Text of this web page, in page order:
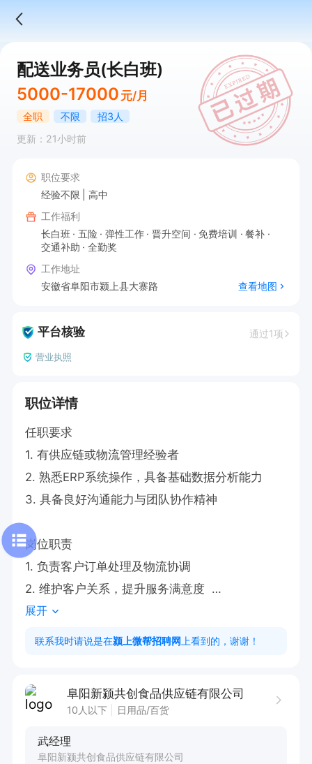
配送业务员(长白班)
5000-17000 元/月
全职 不限
招3人
更新：21小时前
职位要求
经验不限
高中
工作福利
长白班
五险 弹性工作 晋升空间 免费培训
餐补
交通补助
全勤奖
工作地址
安徽省阜阳市颍上县大寨路
查看地图
平台核验 通过1项
营业执照
职位详情
任职要求
1. 有供应链或物流管理经验者
2. 熟悉ERP系统操作，具备基础数据分析能力
3. 具备良好沟通能力与团队协作精神
岗位职责
1. 负责客户订单处理及物流协调
2. 维护客户关系，提升服务满意度
3. 收集市场信息并反馈优化建议
4. 协助制定配送策略及流程改进
展开
联系我时请说是在颍上微帮招聘网 上看到的，谢谢！
阜阳新颍共创食品供应链有限公司
10人以下 日用品/百货
武经理
阜阳新颍共创食品供应链有限公司